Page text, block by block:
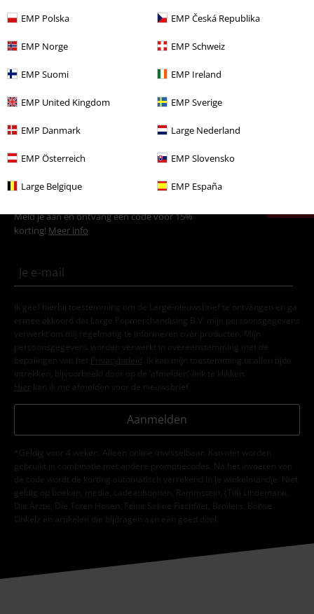
EMP Polska EMP Česká Republika
EMP Norge EMP Schweiz
EMP Suomi EMP Ireland
EMP United Kingdom EMP Sverige
EMP Danmark Large Nederland
EMP Österreich EMP Slovensko
Large Belgique EMP España
Kledingmerken Longsleeves
Nieuw Kleding
Nieuw Kleding
Sale % Kleding Longsleeves
Sale % Kleding merken Rock Rebel by EMP
Meld je aan en ontvang een code voor 15%
korting! Meer info
Ik geef hierbij toestemming om de Large-nieuwsbrief te ontvangen en ga
ermee akkoord dat Large Popmerchandising B.V. mijn persoonsgegevens
verwerkt om mij regelmatig te informeren over producten. Mijn
persoonsgegevens worden verwerkt in overeenstemming met de
bepalingen van het
Privacybeleid . Ik kan mijn toestemming te allen tijde
intrekken, bijvoorbeeld door op de ‘afmelden’-link te klikken.
Hier kan ik me afmelden voor de nieuwsbrief.
Aanmelden
*Geldig voor 4 weken. Alleen online inwisselbaar. Kan niet worden
gebruikt in combinatie met andere promotiecodes. Na het invoeren van
de code wordt de korting automatisch verrekend in je winkelmandje. Niet
geldig op boeken, media, cadeaubonnen, Rammstein, (Till) Lindemann,
Die Ärzte, Die Toten Hosen, Feine Sahne Fischfilet, Broilers, Böhse
Onkelz en artikelen die bijdragen aan een goed doel.